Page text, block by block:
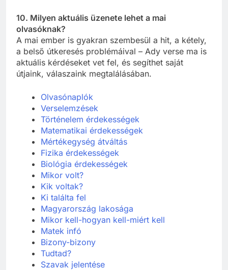
10. Milyen aktuális üzenete lehet a mai
olvasóknak?
A mai ember is gyakran szembesül a hit, a kétely,
a belső útkeresés problémáival – Ady verse ma is
aktuális kérdéseket vet fel, és segíthet saját
útjaink, válaszaink megtalálásában.
Olvasónaplók
Verselemzések
Történelem érdekességek
Matematikai érdekességek
Mértékegység átváltás
Fizika érdekességek
Biológia érdekességek
Mikor volt?
Kik voltak?
Ki találta fel
Magyarország lakosága
Mikor kell-hogyan kell-miért kell
Matek infó
Bizony-bizony
Tudtad?
Szavak jelentése